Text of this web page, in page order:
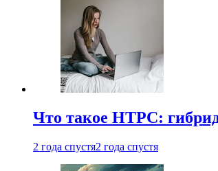
Что такое HTPC:
2 года спустя2 года спустя